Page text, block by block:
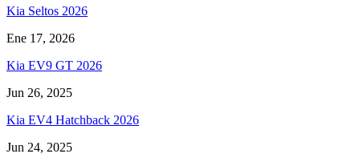
Kia Seltos 2026
Ene 17, 2026
Kia EV9 GT 2026
Jun 26, 2025
Kia EV4 Hatchback 2026
Jun 24, 2025